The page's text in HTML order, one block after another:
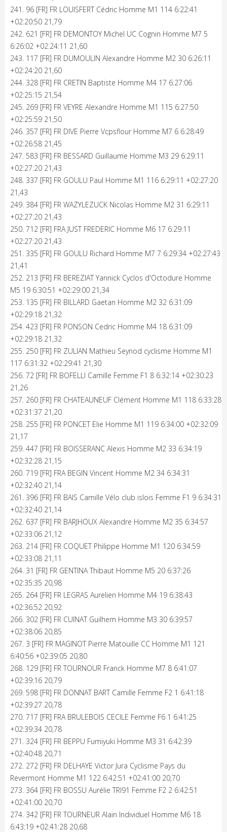
241. 96 [FR] FR LOUISFERT Cédric Homme M1 114 6:22:41
+02:20:50 21,79
242. 621 [FR] FR DEMONTOY Michel UC Cognin Homme M7 5
6:26:02 +02:24:11 21,60
243. 117 [FR] FR DUMOULIN Alexandre Homme M2 30 6:26:11
+02:24:20 21,60
244. 328 [FR] FR CRETIN Baptiste Homme M4 17 6:27:06
+02:25:15 21,54
245. 269 [FR] FR VEYRE Alexandre Homme M1 115 6:27:50
+02:25:59 21,50
246. 357 [FR] FR DIVE Pierre Vcpsflour Homme M7 6 6:28:49
+02:26:58 21,45
247. 583 [FR] FR BESSARD Guillaume Homme M3 29 6:29:11
+02:27:20 21,43
248. 337 [FR] FR GOULU Paul Homme M1 116 6:29:11 +02:27:20
21,43
249. 384 [FR] FR WAZYLEZUCK Nicolas Homme M2 31 6:29:11
+02:27:20 21,43
250. 712 [FR] FRA JUST FREDERIC Homme M6 17 6:29:11
+02:27:20 21,43
251. 335 [FR] FR GOULU Richard Homme M7 7 6:29:34 +02:27:43
21,41
252. 213 [FR] FR BEREZIAT Yannick Cyclos d'Octodure Homme
M5 19 6:30:51 +02:29:00 21,34
253. 135 [FR] FR BILLARD Gaetan Homme M2 32 6:31:09
+02:29:18 21,32
254. 423 [FR] FR PONSON Cedric Homme M4 18 6:31:09
+02:29:18 21,32
255. 250 [FR] FR ZULIAN Mathieu Seynod cyclisme Homme M1
117 6:31:32 +02:29:41 21,30
256. 72 [FR] FR BOFELLI Camille Femme F1 8 6:32:14 +02:30:23
21,26
257. 260 [FR] FR CHATEAUNEUF Clément Homme M1 118 6:33:28
+02:31:37 21,20
258. 255 [FR] FR PONCET Elie Homme M1 119 6:34:00 +02:32:09
21,17
259. 447 [FR] FR BOISSERANC Alexis Homme M2 33 6:34:19
+02:32:28 21,15
260. 719 [FR] FRA BEGIN Vincent Homme M2 34 6:34:31
+02:32:40 21,14
261. 396 [FR] FR BAIS Camille Vélo club islois Femme F1 9 6:34:31
+02:32:40 21,14
262. 637 [FR] FR BARJHOUX Alexandre Homme M2 35 6:34:57
+02:33:06 21,12
263. 214 [FR] FR COQUET Philippe Homme M1 120 6:34:59
+02:33:08 21,11
264. 31 [FR] FR GENTINA Thibaut Homme M5 20 6:37:26
+02:35:35 20,98
265. 264 [FR] FR LEGRAS Aurelien Homme M4 19 6:38:43
+02:36:52 20,92
266. 302 [FR] FR CUINAT Guilhem Homme M3 30 6:39:57
+02:38:06 20,85
267. 3 [FR] FR MAGINOT Pierre Matouille CC Homme M1 121
6:40:56 +02:39:05 20,80
268. 129 [FR] FR TOURNOUR Franck Homme M7 8 6:41:07
+02:39:16 20,79
269. 598 [FR] FR DONNAT BART Camille Femme F2 1 6:41:18
+02:39:27 20,78
270. 717 [FR] FRA BRULEBOIS CECILE Femme F6 1 6:41:25
+02:39:34 20,78
271. 324 [FR] FR BEPPU Fumiyuki Homme M3 31 6:42:39
+02:40:48 20,71
272. 272 [FR] FR DELHAYE Victor Jura Cyclisme Pays du
Revermont Homme M1 122 6:42:51 +02:41:00 20,70
273. 364 [FR] FR BOSSU Aurélie TRI91 Femme F2 2 6:42:51
+02:41:00 20,70
274. 342 [FR] FR TOURNEUR Alain Individuel Homme M6 18
6:43:19 +02:41:28 20,68